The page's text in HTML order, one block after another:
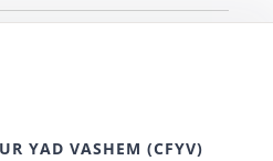
YAD VASHEM (CFYV)